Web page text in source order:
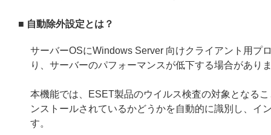
■ 自動除外設定とは？
サーバーOSにWindows Server 向けクライアント用プ
り、サーバーのパフォーマンスが低下する場合があり
本機能では、ESET製品のウイルス検査の対象となる
ンストールされているかどうかを自動的に識別し、イ
す。